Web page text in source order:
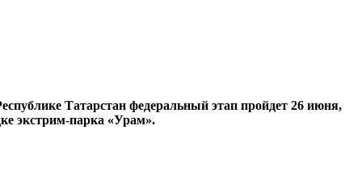
Татарстан федеральный этап пройдет 26 июня,
экстрим-парка «Урам».